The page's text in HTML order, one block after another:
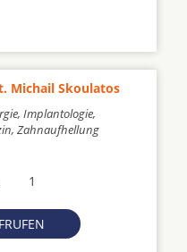
Michail Skoulatos
Implantologie,
Zahnaufhellung
1